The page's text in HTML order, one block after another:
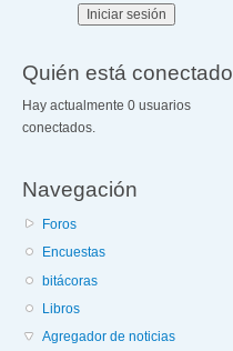
Quién está conectado
Hay actualmente 0 usuarios
conectados.
Navegación
Foros
Encuestas
bitácoras
Libros
Agregador de noticias